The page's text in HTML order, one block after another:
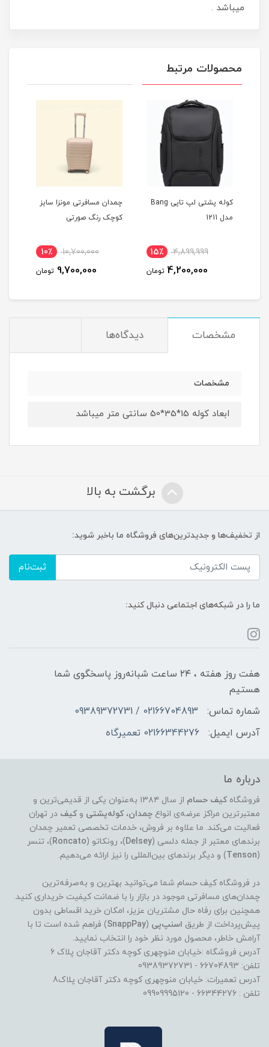
میباشد .
محصولات مرتبط
کوله پشتی لپ تاپی Bang
مدل 1211
4,899,999 15٪
4,200,000 تومان
چمدان مسافرتی مونزا سایز
کوچک رنگ صورتی
10,700,000 10٪
9,700,000 تومان
مشخصات دیدگاه‌ها
مشخصات
ابعاد کوله 15*35*50 سانتی متر میباشد
برگشت به بالا
از تخفیف‌ها و جدیدترین‌های فروشگاه ما باخبر شوید:
ثبت‌نام
ما را در شبکه‌های اجتماعی دنبال کنید:
هفت روز هفته ، ۲۴ ساعت شبانه‌روز پاسخگوی شما
هستیم
شماره تماس:
02166704893 / 09389372731
آدرس ایمیل:
02166344276 تعمیرگاه
درباره ما
فروشگاه کیف حسام
از سال ۱۳۸۴ به‌عنوان یکی از قدیمی‌ترین و
معتبرترین مراکز عرضه‌ی انواع چمدان، کوله‌پشتی و کیف در تهران
فعالیت می‌کند. ما علاوه بر فروش، خدمات تخصصی تعمیر چمدان
برندهای معتبر از جمله دلسی (Delsey)، رونکاتو (Roncato)، تنسر
(
Tenson) و دیگر برندهای بین‌المللی را نیز ارائه می‌دهیم.
در فروشگاه کیف حسام شما می‌توانید بهترین و به‌صرفه‌ترین
چمدان‌های مسافرتی موجود در بازار را با ضمانت کیفیت خریداری کنید.
همچنین برای رفاه حال مشتریان عزیز، امکان خرید اقساطی بدون
پیش‌پرداخت از طریق اسنپ‌پی (
SnappPay) فراهم شده است تا با
آرامش خاطر، محصول مورد نظر خود را انتخاب نمایید.
آدرس فروشگاه :خیابان منوچهری کوچه دکتر آقاجان پلاک 6
تلفن: 66704893 - 09389372731
آدرس تعمیرات: خیابان منوچهری کوچه دکتر آقاجان پلاک8
تلفن : 66344276 - 09909995120